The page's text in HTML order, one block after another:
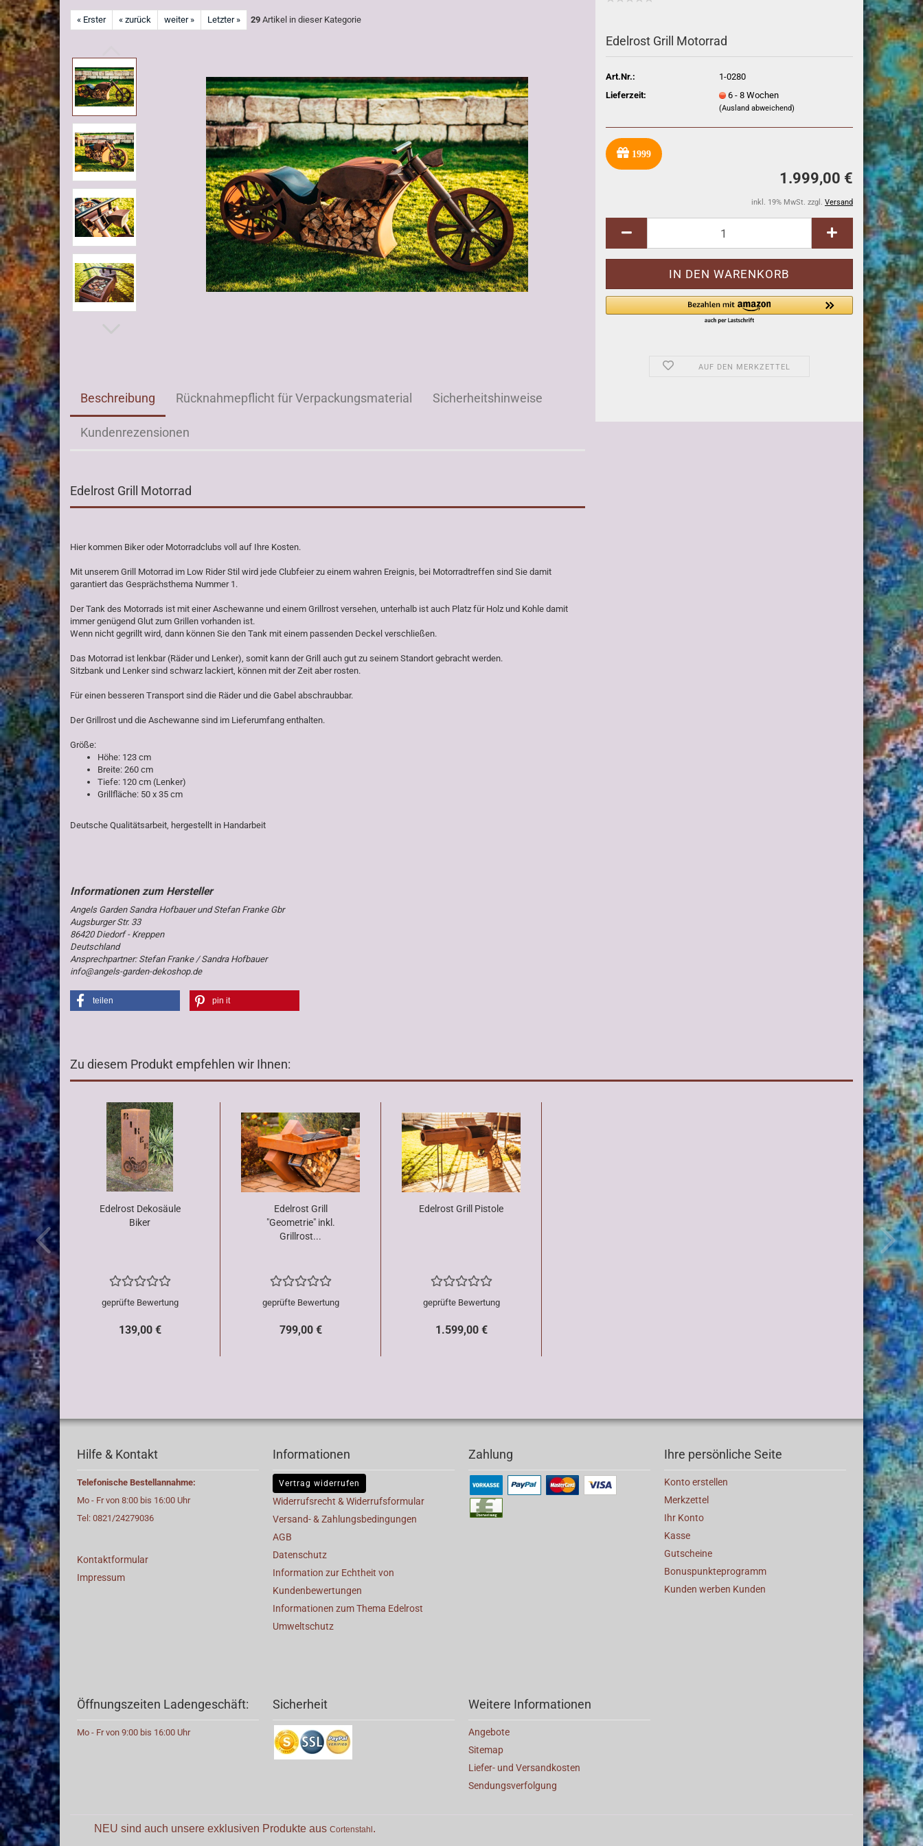
« Erster « zurück weiter » Letzter » 29 Artikel in dieser Kategorie
Edelrost Grill Motorrad
Art.Nr.:
1-0280
Lieferzeit:
6 - 8 Wochen
(Ausland abweichend)
1999
1.999,00 €
inkl. 19% MwSt. zzgl. Versand
AUF DEN MERKZETTEL
Beschreibung Rücknahmepflicht für Verpackungsmaterial Sicherheitshinweise
Kundenrezensionen
Edelrost Grill Motorrad
Hier kommen Biker oder Motorradclubs voll auf Ihre Kosten.
Mit unserem Grill Motorrad im Low Rider Stil wird jede Clubfeier zu einem wahren Ereignis, bei Motorradtreffen sind Sie damit
garantiert das Gesprächsthema Nummer 1.
Der Tank des Motorrads ist mit einer Aschewanne und einem Grillrost versehen, unterhalb ist auch Platz für Holz und Kohle damit
immer genügend Glut zum Grillen vorhanden ist.
Wenn nicht gegrillt wird, dann können Sie den Tank mit einem passenden Deckel verschließen.
Das Motorrad ist lenkbar (Räder und Lenker), somit kann der Grill auch gut zu seinem Standort gebracht werden.
Sitzbank und Lenker sind schwarz lackiert, können mit der Zeit aber rosten.
Für einen besseren Transport sind die Räder und die Gabel abschraubbar.
Der Grillrost und die Aschewanne sind im Lieferumfang enthalten.
Größe:
Höhe: 123 cm
Breite: 260 cm
Tiefe: 120 cm (Lenker)
Grillfläche: 50 x 35 cm
Deutsche Qualitätsarbeit, hergestellt in Handarbeit
Angels Garden Sandra Hofbauer und Stefan Franke Gbr
Augsburger Str. 33
86420 Diedorf - Kreppen
Deutschland
Ansprechpartner: Stefan Franke / Sandra Hofbauer
info@angels-garden-dekoshop.de
teilen pin it
Zu diesem Produkt empfehlen wir Ihnen:
Edelrost Dekosäule
Biker
geprüfte Bewertung
139,00 €
Edelrost Grill
"Geometrie" inkl.
Grillrost...
geprüfte Bewertung
799,00 €
Edelrost Grill Pistole
geprüfte Bewertung
1.599,00 €
Hilfe & Kontakt
Telefonische Bestellannahme:
Mo - Fr von 8:00 bis 16:00 Uhr
Tel: 0821/24279036
Kontaktformular
Impressum
Informationen
Vertrag widerrufen
Widerrufsrecht & Widerrufsformular
Versand- & Zahlungsbedingungen
AGB
Datenschutz
Information zur Echtheit von
Kundenbewertungen
Informationen zum Thema Edelrost
Umweltschutz
Zahlung Ihre persönliche Seite
Konto erstellen
Merkzettel
Ihr Konto
Kasse
Gutscheine
Bonuspunkteprogramm
Kunden werben Kunden
Öffnungszeiten Ladengeschäft:
Mo - Fr von 9:00 bis 16:00 Uhr
Sicherheit Weitere Informationen
Angebote
Sitemap
Liefer- und Versandkosten
Sendungsverfolgung
NEU sind auch unsere exklusiven Produkte aus Cortenstahl .